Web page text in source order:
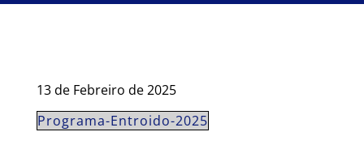
13 de Febreiro de 2025
Programa-Entroido-2025